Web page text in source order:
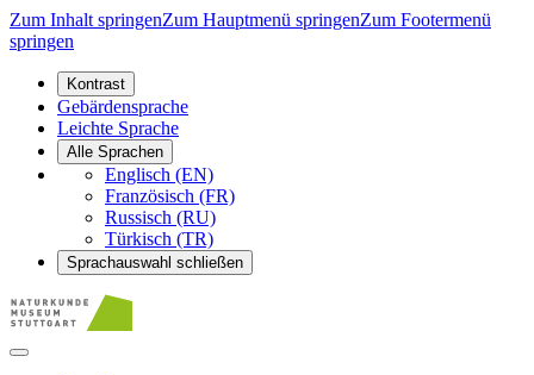
Zum Inhalt springenZum Hauptmenü springenZum Footermenü
springen
Kontrast
Gebärdensprache
Leichte Sprache
Alle Sprachen
Englisch (EN)
Französisch (FR)
Russisch (RU)
Türkisch (TR)
Sprachauswahl schließen